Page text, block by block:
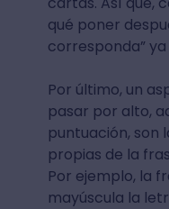
qué poner
corresponda”
Por último, un
pasar por alto,
puntuación, son
propias de la
Por ejemplo, la
mayúscula la